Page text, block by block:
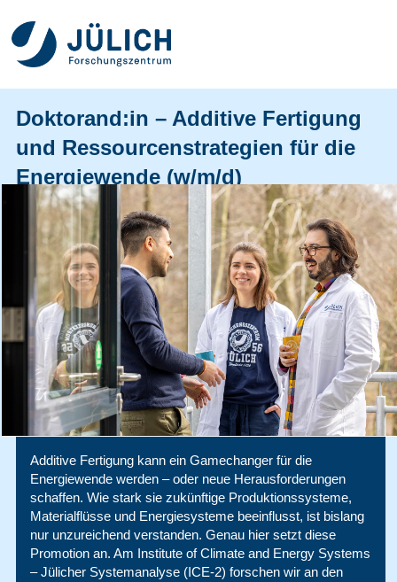
Doktorand:in – Additive Fertigung
und Ressourcenstrategien für die
Energiewende (w/m/d)
Additive Fertigung kann ein Gamechanger für die
Energiewende werden – oder neue Herausforderungen
schaffen. Wie stark sie zukünftige Produktionssysteme,
Materialflüsse und Energiesysteme beeinflusst, ist bislang
nur unzureichend verstanden. Genau hier setzt diese
Promotion an. Am Institute of Climate and Energy Systems
– Jülicher Systemanalyse (ICE-2) forschen wir an den